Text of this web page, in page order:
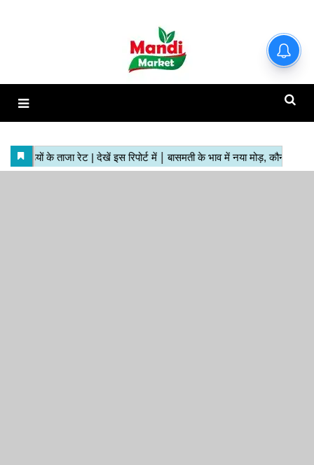
हाजिर मंडियों के ताजा रेट | देखें इस
रिपोर्ट में